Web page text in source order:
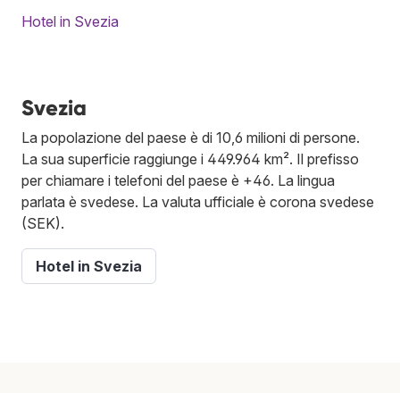
Hotel in Svezia
Svezia
La popolazione del paese è di 10,6 milioni di persone.
La sua superficie raggiunge i 449.964 km². Il prefisso
per chiamare i telefoni del paese è +46. La lingua
parlata è svedese. La valuta ufficiale è corona svedese
(SEK).
Hotel in Svezia